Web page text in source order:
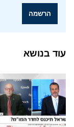
הרשמה
עוד בנושא